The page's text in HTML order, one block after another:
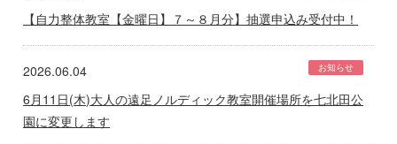
【自力整体教室【金曜日】７～８月分】抽選申込み受付中！
2026.06.04 お知らせ
6月11日(木)大人の遠足ノルディック教室開催場所を七北田公
園に変更します